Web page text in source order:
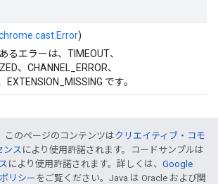
)
るエラーは、TIMEOUT、
、CHANNEL_ERROR、
EXTENSION_MISSING です。
このページのコンテンツはクリエイティブ・コモ
ンスにより使用許諾されます。コードサンプルは
により使用許諾されます。詳しくは、 Google
リシー をご覧ください。Java は Oracle および関